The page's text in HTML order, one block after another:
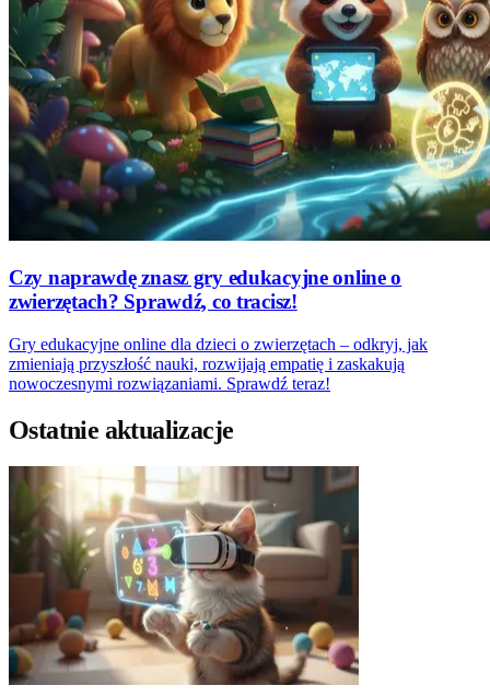
Czy naprawdę znasz gry edukacyjne online o
zwierzętach? Sprawdź, co tracisz!
Gry edukacyjne online dla dzieci o zwierzętach – odkryj, jak
zmieniają przyszłość nauki, rozwijają empatię i zaskakują
nowoczesnymi rozwiązaniami. Sprawdź teraz!
Ostatnie aktualizacje